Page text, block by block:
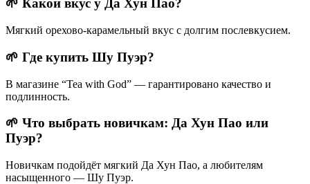
🌱 Какой вкус у Да Хун Пао?
Мягкий орехово-карамельный вкус с долгим послевкусием.
🌱 Где купить Шу Пуэр?
В магазине “Tea with God” — гарантировано качество и
подлинность.
🌱 Что выбрать новичкам: Да Хун Пао или
Пуэр?
Новичкам подойдёт мягкий Да Хун Пао, а любителям
насыщенного — Шу Пуэр.